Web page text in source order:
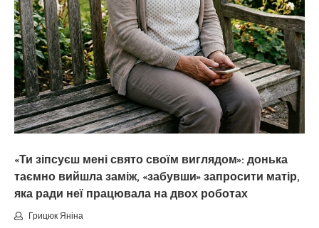
«Ти зіпсуєш мені свято своїм виглядом»: донька
таємно вийшла заміж, «забувши» запросити матір,
яка ради неї працювала на двох роботах
Грицюк Яніна